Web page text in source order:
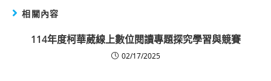
相關內容
114年度柯華葳線上數位閱讀專題探究學習與競賽
02/17/2025